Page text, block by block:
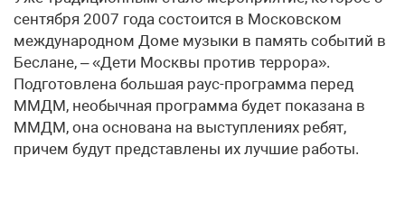
сентября 2007 года состоится в Московском
международном Доме музыки в память событий в
Беслане, – «Дети Москвы против террора».
Подготовлена большая раус-программа перед
ММДМ, необычная программа будет показана в
ММДМ, она основана на выступлениях ребят,
причем будут представлены их лучшие работы.